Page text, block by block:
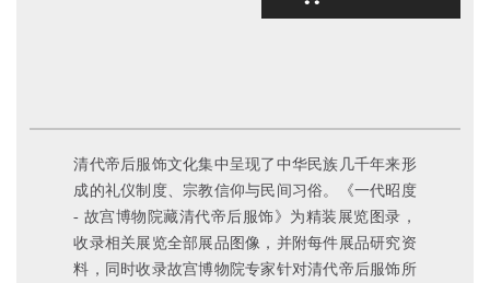
清代帝后服饰文化集中呈现了中华民族几千年来形
成的礼仪制度、宗教信仰与民间习俗。《一代昭度
- 故宫博物院藏清代帝后服饰》为精装展览图录，
收录相关展览全部展品图像，并附每件展品研究资
料，同时收录故宫博物院专家针对清代帝后服饰所